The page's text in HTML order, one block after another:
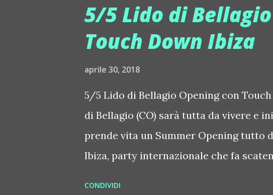
ballare Riccione, Ferrara, Modena,
party Vida Loca è poi un vero show:
scenografi, coreografi, professionisti
come dare emozione. Il clima di festa
in un locale è folle,...
5/5 Lido di
Touch Down Ibiza
aprile 30, 2018
5/5 Lido di Bellagio Opening con
di Bellagio (CO) sarà tutta da vivere e
prende vita un Summer Opening tutto
Ibiza, party internazionale che fa
CONDIVIDI